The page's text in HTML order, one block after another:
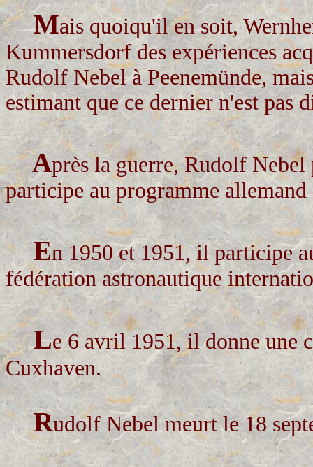
Mais quoiqu'il en soit,
Kummersdorf des expériences
Rudolf Nebel à Peenemünde,
estimant que ce dernier n'est pas
Après la guerre, Rudolf Nebel
participe au programme allemand
En 1950 et 1951, il participe
fédération astronautique
Le 6 avril 1951, il donne une
Cuxhaven.
Rudolf Nebel meurt le 18